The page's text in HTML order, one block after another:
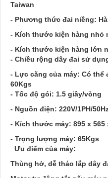
Taiwan
- Phương thức đai niềng:
- Kích thước kiện hàng nhỏ
- Kích thước kiện hàng lớn
- Chiều rộng dây đai sử
- Lực căng của máy: Có
60Kgs
- Tốc độ gói: 1.5 giây/vòng
- Nguồn điện: 220V/1PH/
- Kích thước máy: 895 x 565
- Trọng lượng máy: 65Kgs
Ưu điểm của máy:
Thùng hở, dễ tháo lắp dây